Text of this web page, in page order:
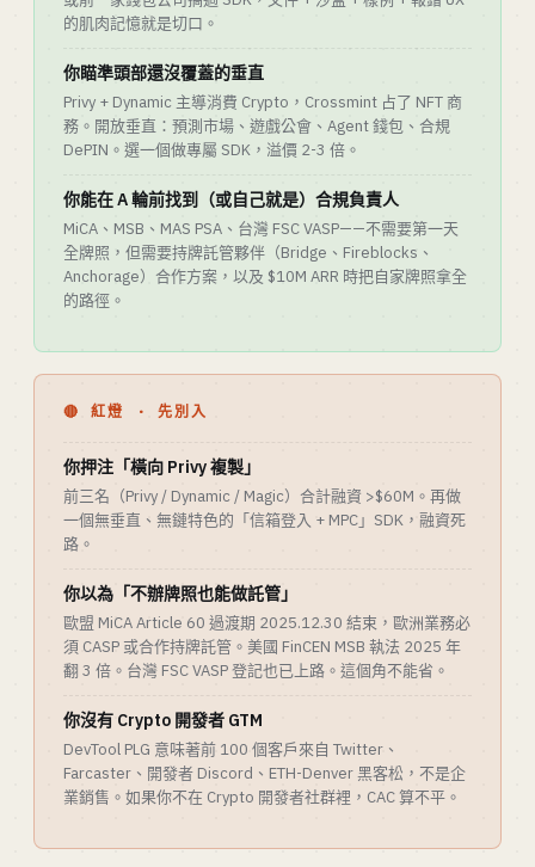
的肌肉記憶就是切口。
你瞄準頭部還沒覆蓋的垂直
Privy + Dynamic 主導消費 Crypto，Crossmint 占了 NFT 商
務。開放垂直：預測市場、遊戲公會、Agent 錢包、合規
DePIN。選一個做專屬 SDK，溢價 2-3 倍。
你能在 A 輪前找到（或自己就是）合規負責人
MiCA、MSB、MAS PSA、台灣 FSC VASP——不需要第一天
全牌照，但需要持牌託管夥伴（Bridge、Fireblocks、
Anchorage）合作方案，以及 $10M ARR 時把自家牌照拿全
的路徑。
🔴 紅燈 · 先別入
你押注「橫向 Privy 複製」
前三名（Privy / Dynamic / Magic）合計融資 >$60M。再做
一個無垂直、無鏈特色的「信箱登入 + MPC」SDK，融資死
路。
你以為「不辦牌照也能做託管」
歐盟 MiCA Article 60 過渡期 2025.12.30 結束，歐洲業務必
須 CASP 或合作持牌託管。美國 FinCEN MSB 執法 2025 年
翻 3 倍。台灣 FSC VASP 登記也已上路。這個角不能省。
你沒有 Crypto 開發者 GTM
DevTool PLG 意味著前 100 個客戶來自 Twitter、
Farcaster、開發者 Discord、ETH-Denver 黑客松，不是企
業銷售。如果你不在 Crypto 開發者社群裡，CAC 算不平。